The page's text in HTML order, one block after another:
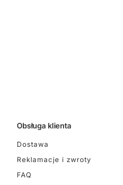
Obsługa klienta
Dostawa
Reklamacje i zwroty
FAQ